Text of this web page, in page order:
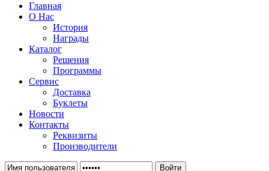
Главная
О Нас
История
Награды
Каталог
Решения
Программы
Сервис
Доставка
Буклеты
Новости
Контакты
Реквизиты
Производители